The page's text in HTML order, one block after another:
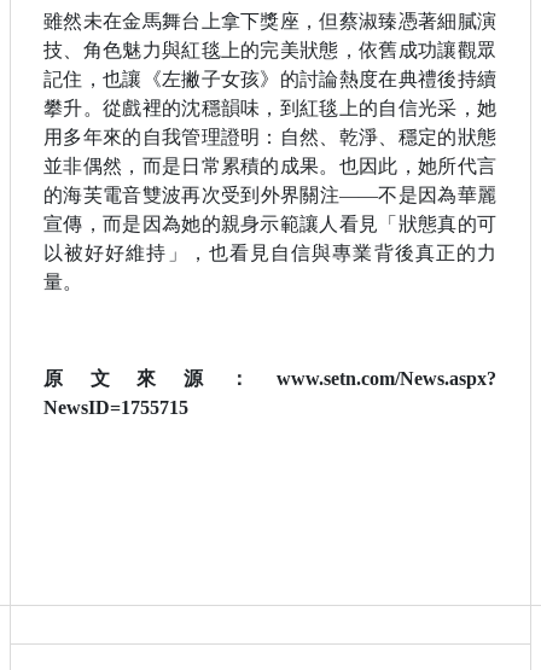
雖然未在金馬舞台上拿下獎座，但蔡淑臻憑著細膩演
技、角色魅力與紅毯上的完美狀態，依舊成功讓觀眾
記住，也讓《左撇子女孩》的討論熱度在典禮後持續
攀升。從戲裡的沈穩韻味，到紅毯上的自信光采，她
用多年來的自我管理證明：自然、乾淨、穩定的狀態
並非偶然，而是日常累積的成果。也因此，她所代言
的海芙電音雙波再次受到外界關注——不是因為華麗
宣傳，而是因為她的親身示範讓人看見「狀態真的可
以被好好維持」，也看見自信與專業背後真正的力
量。
原文來源：www.setn.com/News.aspx?
NewsID=1755715